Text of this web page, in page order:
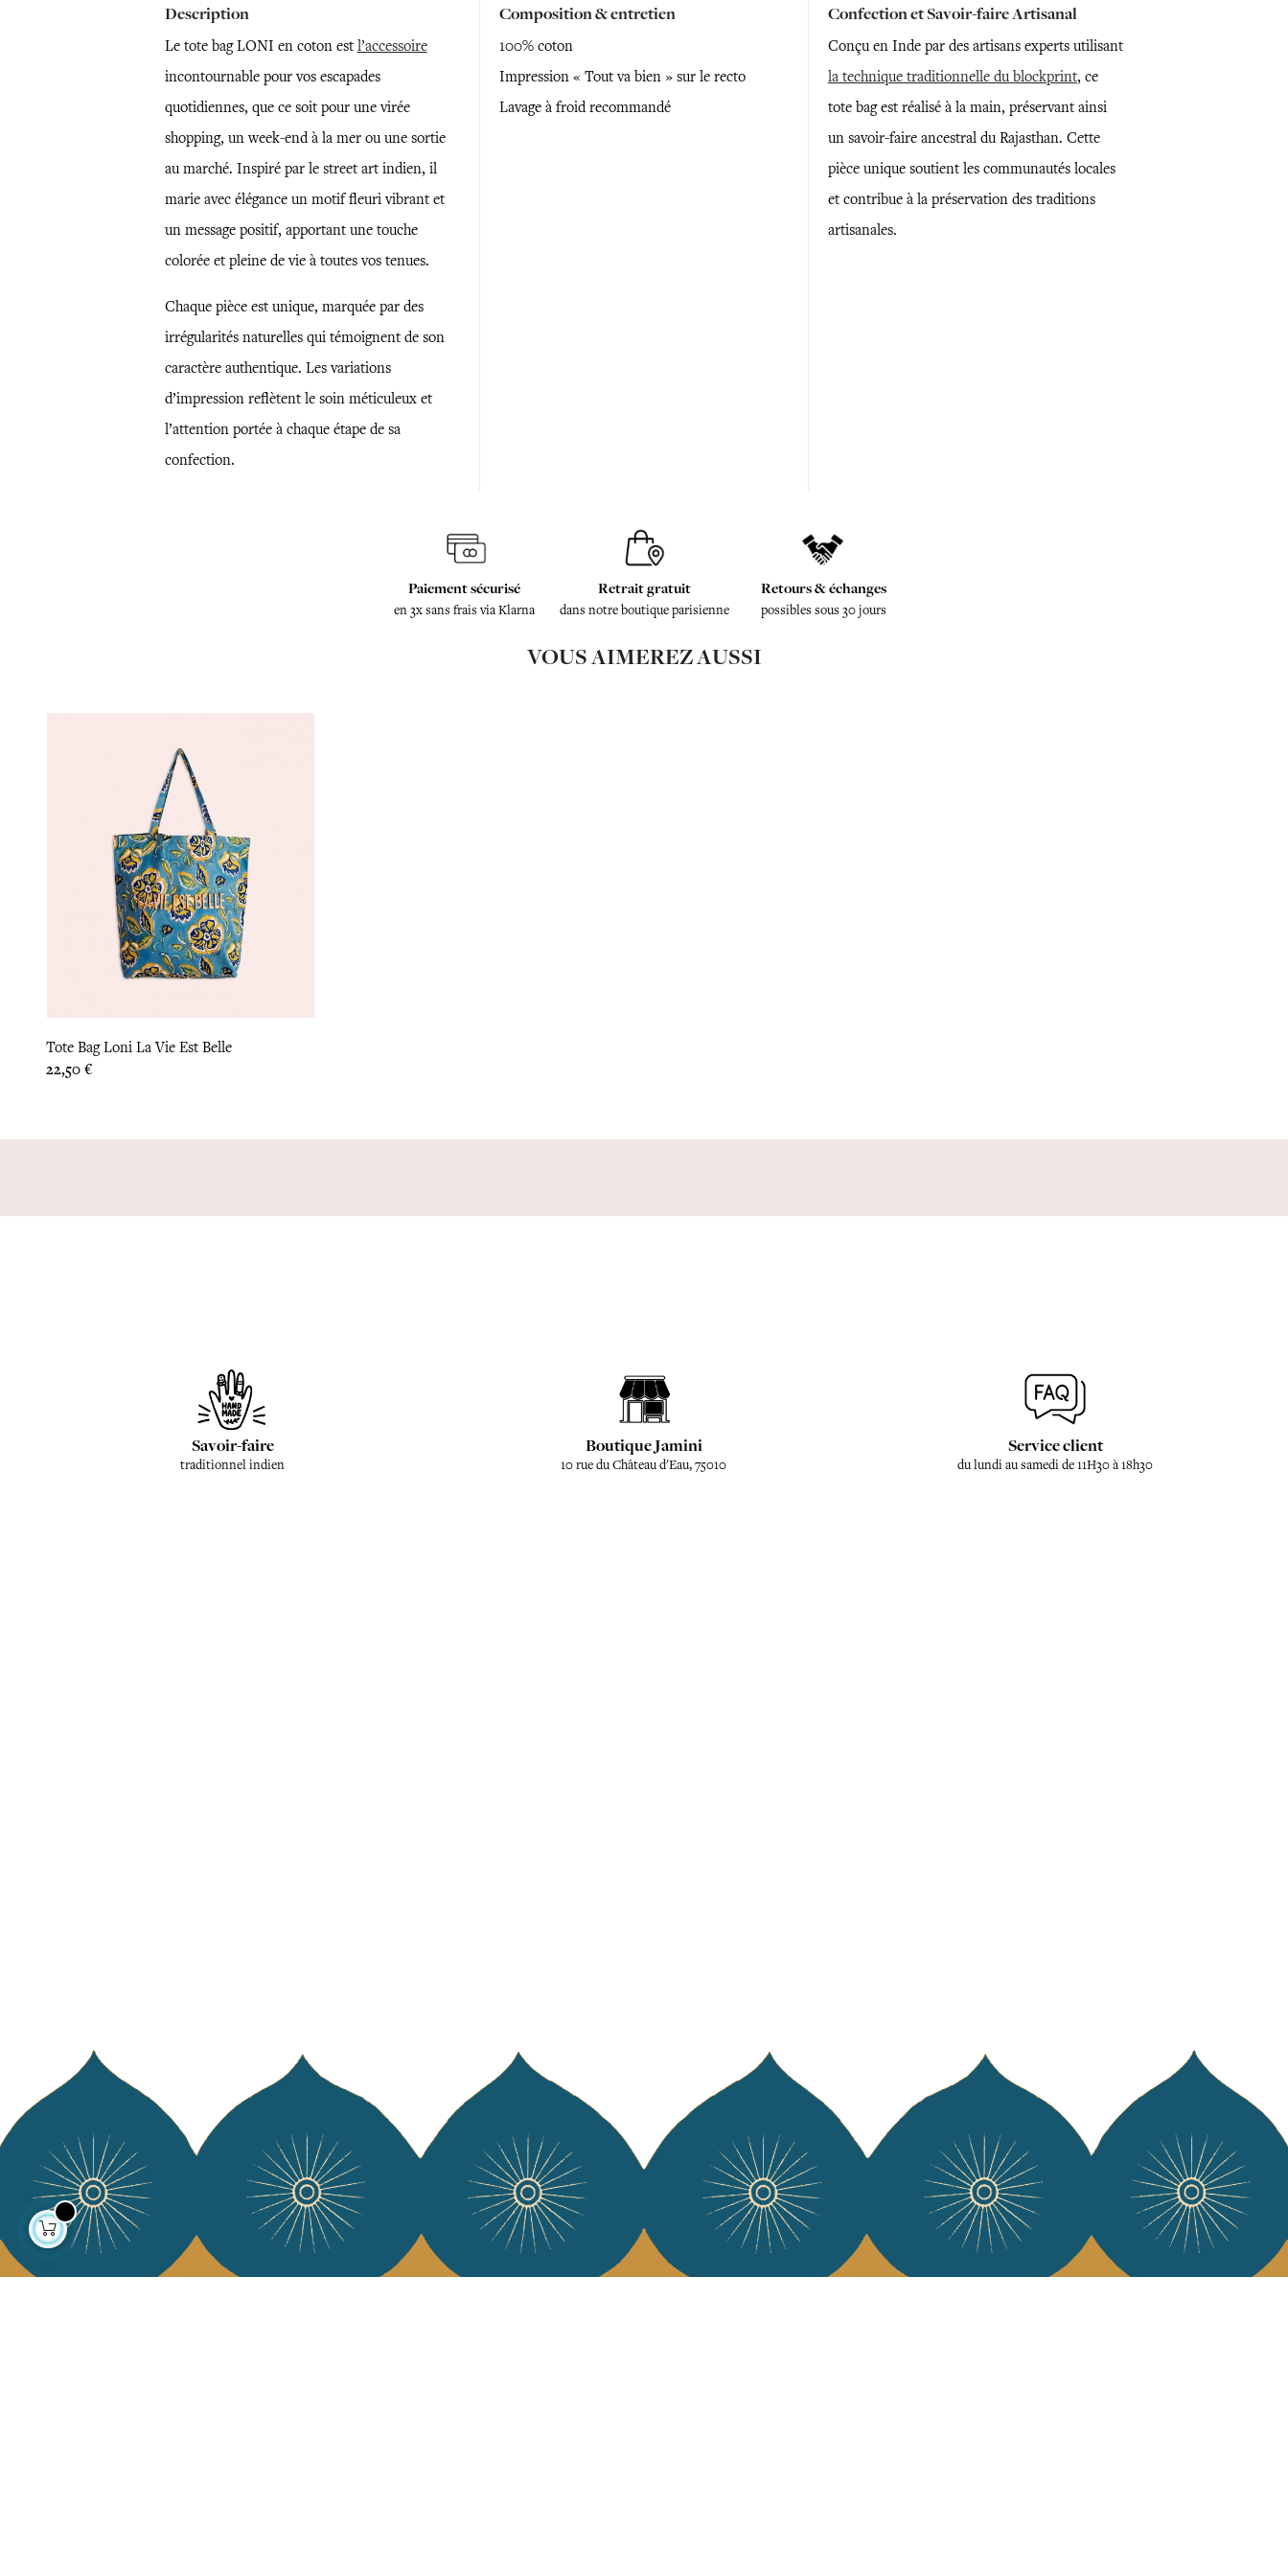
Description
Le tote bag LONI en coton est l’accessoire
incontournable pour vos escapades
quotidiennes, que ce soit pour une virée
shopping, un week-end à la mer ou une sortie
au marché. Inspiré par le street art indien, il
marie avec élégance un motif fleuri vibrant et
un message positif, apportant une touche
colorée et pleine de vie à toutes vos tenues.
Chaque pièce est unique, marquée par des
irrégularités naturelles qui témoignent de son
caractère authentique. Les variations
d’impression reflètent le soin méticuleux et
l’attention portée à chaque étape de sa
confection.
Composition & entretien
100% coton
Impression « Tout va bien » sur le recto
Lavage à froid recommandé
Confection et Savoir-faire Artisanal
Conçu en Inde par des artisans experts utilisant
la technique traditionnelle du blockprint, ce
tote bag est réalisé à la main, préservant ainsi
un savoir-faire ancestral du Rajasthan. Cette
pièce unique soutient les communautés locales
et contribue à la préservation des traditions
artisanales.
Paiement sécurisé
en 3x sans frais via Klarna
Retrait gratuit
dans notre boutique parisienne
Retours & échanges
possibles sous 30 jours
VOUS AIMEREZ AUSSI
Tote Bag Loni La Vie Est Belle
Prix
22,50 €
Savoir-faire
traditionnel indien
Boutique Jamini
10 rue du Château d'Eau, 75010
Service client
du lundi au samedi de 11H30 à 18h30